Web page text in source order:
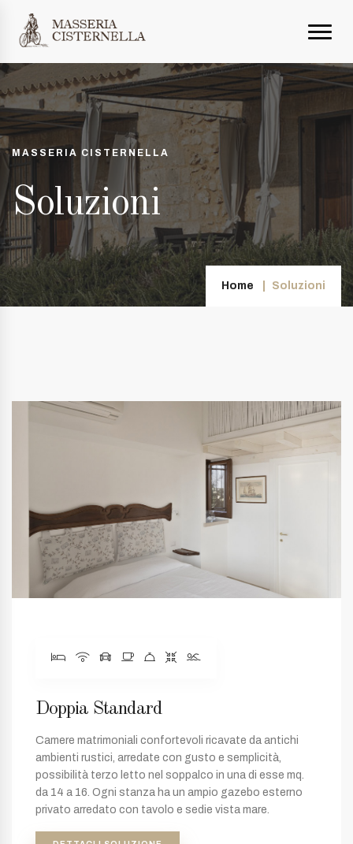
MASSERIA CISTERNELLA
Soluzioni
Home Soluzioni
Doppia Standard
Camere matrimoniali confortevoli ricavate da antichi
ambienti rustici, arredate con gusto e semplicità,
possibilità terzo letto nel soppalco in una di esse mq.
da 14 a 16. Ogni stanza ha un ampio gazebo esterno
privato arredato con tavolo e sedie vista mare.